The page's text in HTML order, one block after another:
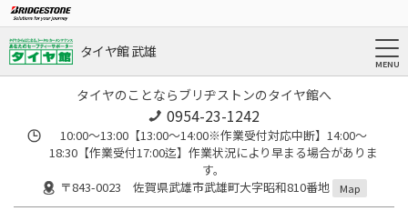
タイヤ館 武雄
タイヤのことならブリヂストンのタイヤ館へ
0954-23-1242
10:00～13:00【13:00～14:00※作業受付対応中断】14:00～
18:30【作業受付17:00迄】作業状況により早まる場合がありま
す。
〒843-0023 佐賀県武雄市武雄町大字昭和810番地
Map